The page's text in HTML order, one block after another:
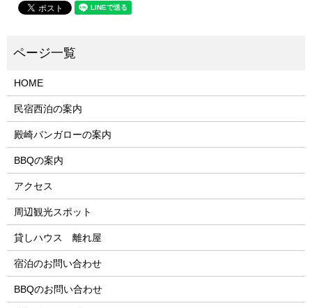
HOME
民宿西泊の案内
殿崎バンガローの案内
BBQの案内
アクセス
周辺観光スポット
貸しハウス 離れ屋
宿泊のお問い合わせ
BBQのお問い合わせ